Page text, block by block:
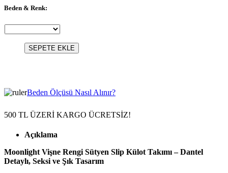
Beden & Renk:
SEPETE EKLE
Beden Ölçüsü Nasıl Alınır?
500 TL ÜZERİ KARGO ÜCRETSİZ!
Açıklama
Moonlight Vişne Rengi Sütyen Slip Külot Takımı – Dantel
Detaylı, Seksi ve Şık Tasarım